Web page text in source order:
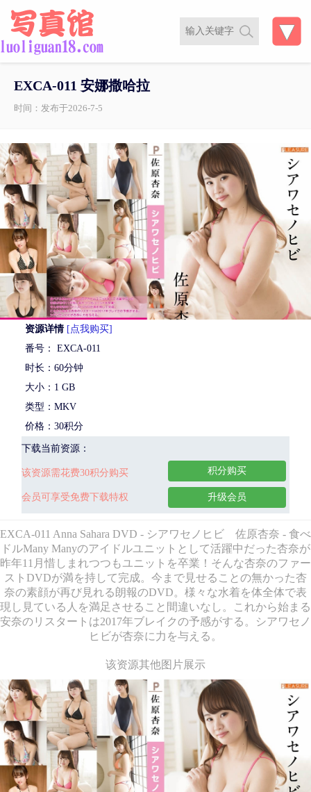
EXCA-011 安娜撒哈拉
时间：发布于2026-7-5
资源详情 [点我购买]
番号： EXCA-011
时长：60分钟
大小：1 GB
类型：MKV
价格：30积分
下载当前资源：
该资源需花费30积分购买
会员可享受免费下载特权
积分购买
升级会员
EXCA-011 Anna Sahara DVD - シアワセノヒビ 佐原杏奈 - 食べ
ドルMany Manyのアイドルユニットとして活躍中だった杏奈が
昨年11月惜しまれつつもユニットを卒業！そんな杏奈のファー
ストDVDが満を持して完成。今まで見せることの無かった杏
奈の素顔が再び見れる朗報のDVD。様々な水着を体全体で表
現し見ている人を満足させること間違いなし。これから始まる
安奈のリスタートは2017年ブレイクの予感がする。シアワセノ
ヒビが杏奈に力を与える。
该资源其他图片展示